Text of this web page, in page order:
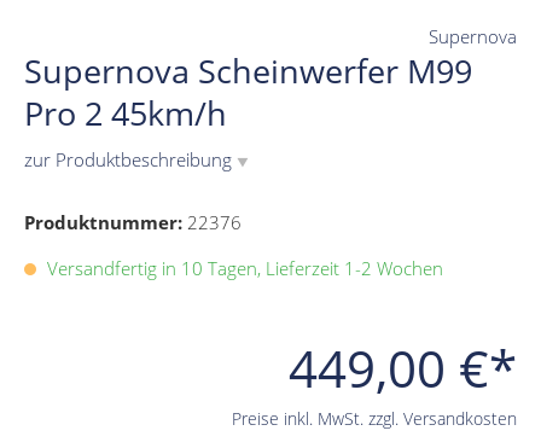
Supernova Scheinwerfer M99
Pro 2 45km/h
zur Produktbeschreibung ▼
Supernova
Produktnummer: 22376
449,00 €*
Preise inkl. MwSt. zzgl. Versandkosten
Versandfertig in 10 Tagen, Lieferzeit 1-2 Wochen